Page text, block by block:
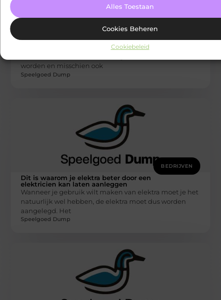
Alles Toestaan
Cookies Beheren
Cookiebeleid
Wat is het verschil tussen een
stroomstoring en een kortsluiting?
Je kan stroomstoring krijgen, door een te hoge
worden en misschien ook
Speelgoed Dump
BEDRIJVEN
Dit is waarom je elektra beter door een
elektricien kan laten aanleggen
Wanneer je gebruik wilt maken van elektra moet je het
natuurlijk wel hebben, de elektra moet dus worden
aangelegd. Het
Speelgoed Dump